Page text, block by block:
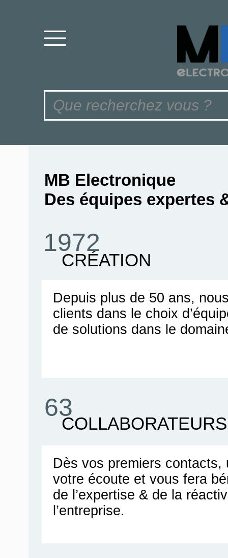
1972
MB Electronique
Des équipes expertes
63
CRÉATION
COLLABORATEURS
Dès vos premiers contacts,
votre écoute et vous fera
de l’expertise & de la
l’entreprise.
Depuis plus de 50 ans,
clients dans le choix
de solutions dans le